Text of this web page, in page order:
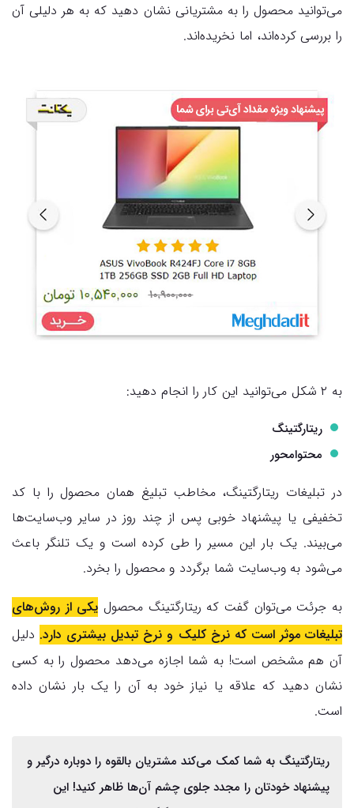
می‌توانید محصول را به مشتریانی نشان دهید که به هر دلیلی آن
را بررسی کرده‌اند، اما نخریده‌اند.
به ۲ شکل می‌توانید این کار را انجام دهید:
ریتارگتینگ
محتوامحور
در تبلیغات ریتارگتینگ، مخاطب تبلیغ همان محصول را با کد
تخفیفی یا پیشنهاد خوبی پس از چند روز در سایر وب‌سایت‌ها
می‌بیند. یک بار این مسیر را طی کرده است و یک تلنگر باعث
می‌‌شود به وب‌سایت شما برگردد و محصول را بخرد.
به جرئت می‌توان گفت که ریتارگتینگ محصول یکی از روش‌های
تبلیغات موثر است که نرخ کلیک و نرخ تبدیل بیشتری دارد. دلیل
آن هم مشخص است! به شما اجازه می‌دهد محصول را به کسی
نشان دهید که علاقه یا نیاز خود به آن را یک بار نشان داده
است.
ریتارگتینگ به شما کمک می‌کند مشتریان بالقوه را دوباره درگیر و
پیشنهاد خودتان را مجدد جلوی چشم آن‌ها ظاهر کنید! این